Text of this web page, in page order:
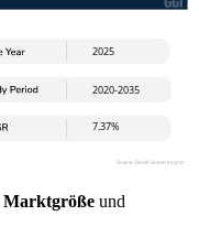
Marktgröße und